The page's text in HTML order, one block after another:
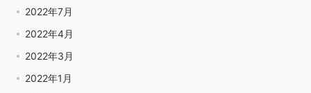
2022年7月
2022年4月
2022年3月
2022年1月